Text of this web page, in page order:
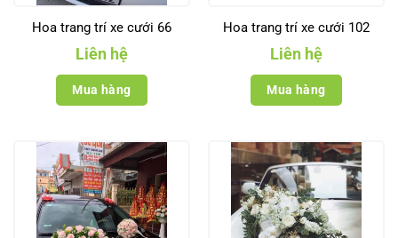
Hoa trang trí xe cưới 66
Liên hệ
Mua hàng
Hoa trang trí xe cưới 102
Liên hệ
Mua hàng